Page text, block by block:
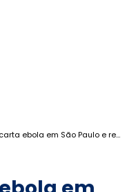
em São Paulo e reforça vigilância nacional